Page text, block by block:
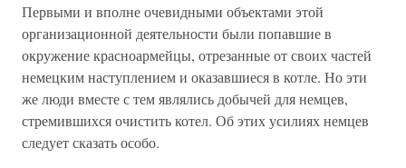
Первыми и вполне очевидными объектами этой
организационной деятельности были попавшие в
окружение красноармейцы, отрезанные от своих частей
немецким наступлением и оказавшиеся в котле. Но эти
же люди вместе с тем являлись добычей для немцев,
стремившихся очистить котел. Об этих усилиях немцев
следует сказать особо.